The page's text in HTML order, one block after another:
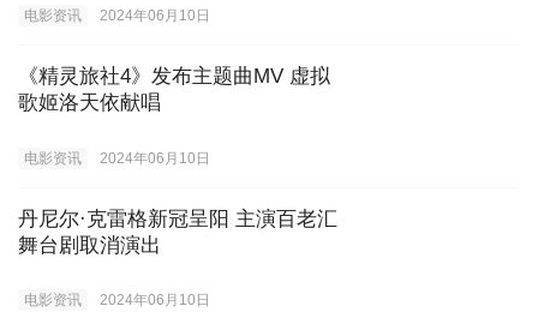
电影资讯 2024年06月10日
《精灵旅社4》发布主题曲MV 虚拟
歌姬洛天依献唱
电影资讯 2024年06月10日
丹尼尔·克雷格新冠呈阳 主演百老汇
舞台剧取消演出
电影资讯 2024年06月10日